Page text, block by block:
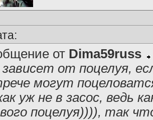
от Dima59russ
зависет от поцелуя,
могут
уж не в засос, ведь
поцелуя)))), так